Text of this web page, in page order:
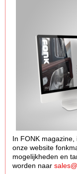
In FONK
onze website
mogelijkheden en
worden naar